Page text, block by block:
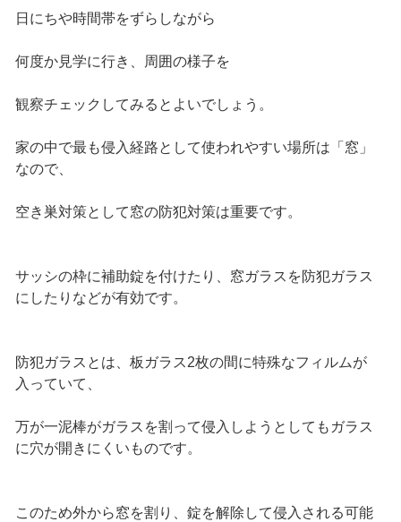
日にちや時間帯をずらしながら
何度か見学に行き、周囲の様子を
観察チェックしてみるとよいでしょう。
家の中で最も侵入経路として使われやすい場所は「窓」
なので、
空き巣対策として窓の防犯対策は重要です。
サッシの枠に補助錠を付けたり、窓ガラスを防犯ガラス
にしたりなどが有効です。
防犯ガラスとは、板ガラス2枚の間に特殊なフィルムが
入っていて、
万が一泥棒がガラスを割って侵入しようとしてもガラス
に穴が開きにくいものです。
このため外から窓を割り、錠を解除して侵入される可能